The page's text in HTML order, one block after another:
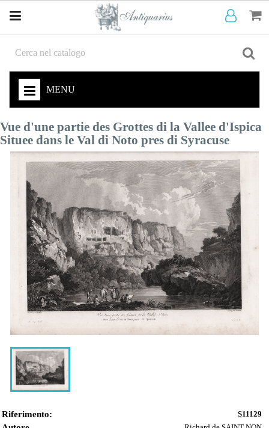
MENU
Vue d'une partie des Grottes di la Vallee d'Ispica
Situee dans le Val di Noto pres di Syracuse
Riferimento: S11129